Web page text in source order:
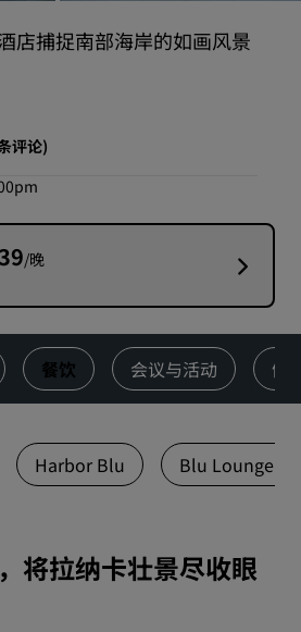
店捕捉南部海岸的如画风景
评论)
/晚
餐饮 会议与活动 健
Harbor Blu Blu Lounge
将拉纳卡壮景尽收眼